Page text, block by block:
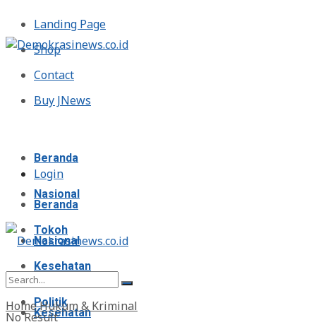
Landing Page
Shop
Contact
Buy JNews
Login
Beranda
Nasional
Tokoh
Kesehatan
Politik
Beranda
Nasional
Tokoh
Kesehatan
No Result
HomeHukum & Kriminal